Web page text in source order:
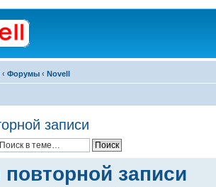
‹ Форумы ‹ Novell
записи
записи